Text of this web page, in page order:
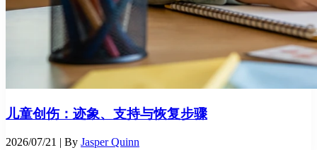
儿童创伤：迹象、支持与恢复步骤
2026/07/21 | By Jasper Quinn